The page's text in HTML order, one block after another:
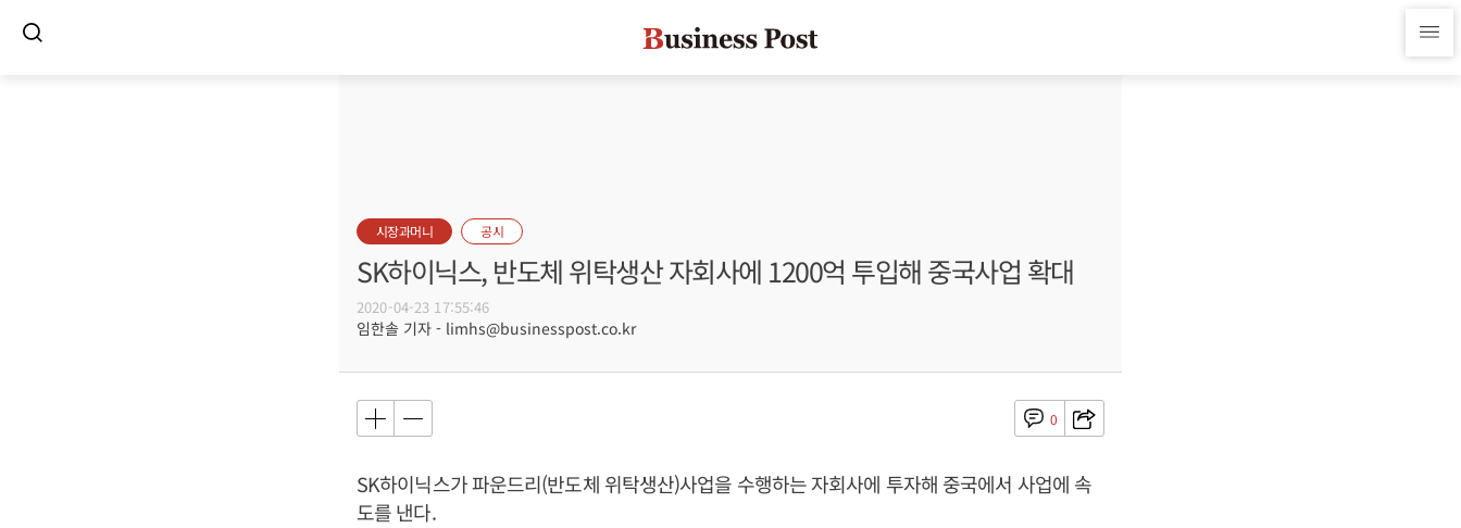
시장과머니 공시
SK하이닉스, 반도체 위탁생산 자회사에 1200억 투입해 중국사업 확대
2020-04-23 17:55:46
임한솔 기자 - limhs@businesspost.co.kr
0
SK하이닉스가 파운드리(반도체 위탁생산)사업을 수행하는 자회사에 투자해 중국에서 사업에 속
도를 낸다.